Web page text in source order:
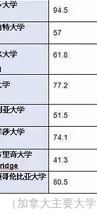
（加拿大主要大